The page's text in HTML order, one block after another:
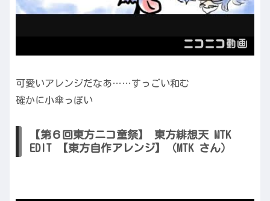
可愛いアレンジだなあ……すっごい和む
確かに小傘っぽい
【第６回東方ニコ童祭】 東方緋想天 MTK
EDIT 【東方自作アレンジ】（MTK さん）